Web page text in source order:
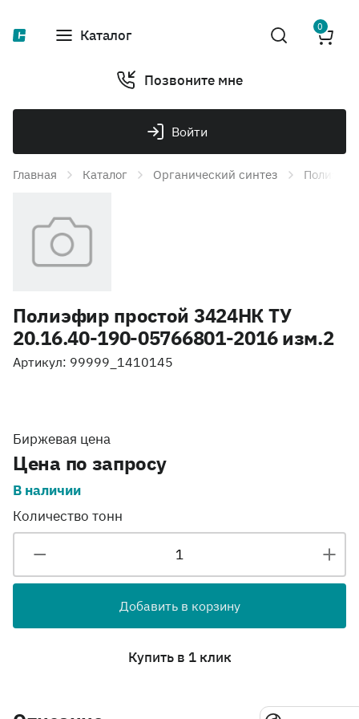
Каталог 0
Позвоните мне
Войти
Главная Каталог Органический синтез
Полиэфир простой 3424НК ТУ
20.16.40-190-05766801-2016 изм.2
Артикул: 99999_1410145
Биржевая цена
Цена по запросу
В наличии
Количество тонн
Добавить в корзину
Купить в 1 клик